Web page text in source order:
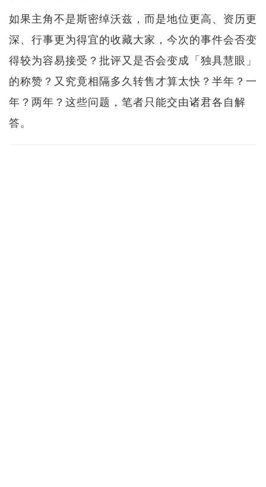
如果主角不是斯密绰沃兹，而是地位更高、资历更
深、行事更为得宜的收藏大家，今次的事件会否变
得较为容易接受？批评又是否会变成「独具慧眼」
的称赞？又究竟相隔多久转售才算太快？半年？一
年？两年？这些问题，笔者只能交由诸君各自解
答。